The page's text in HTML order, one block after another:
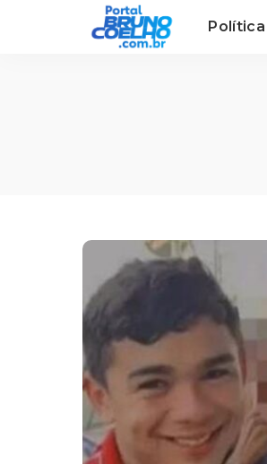
Política